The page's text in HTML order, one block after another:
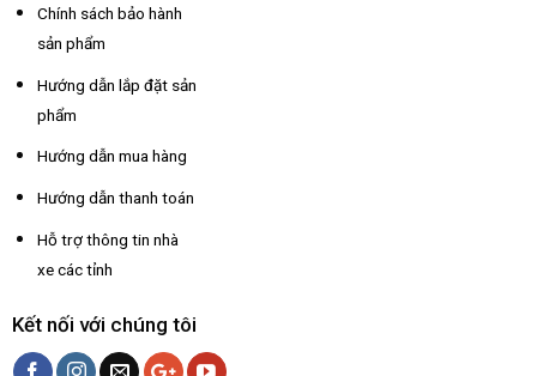
Chính sách bảo hành
sản phẩm
Hướng dẫn lắp đặt sản
phẩm
Hướng dẫn mua hàng
Hướng dẫn thanh toán
Hỗ trợ thông tin nhà
xe các tỉnh
Kết nối với chúng tôi